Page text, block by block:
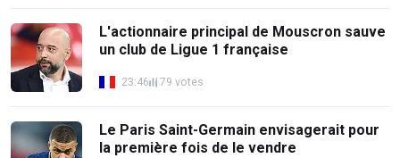
L'actionnaire principal de Mouscron sauve
un club de Ligue 1 française
23:46 79 votes
Le Paris Saint-Germain envisagerait pour
la première fois de le vendre